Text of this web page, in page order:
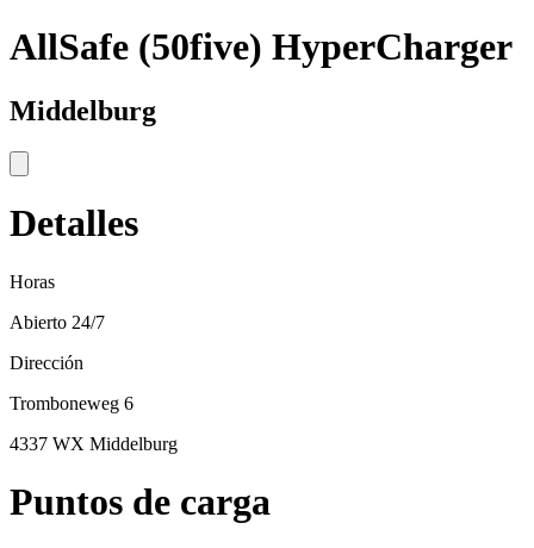
AllSafe (50five) HyperCharger
Middelburg
Detalles
Horas
Abierto 24/7
Dirección
Tromboneweg 6
4337 WX Middelburg
Puntos de carga